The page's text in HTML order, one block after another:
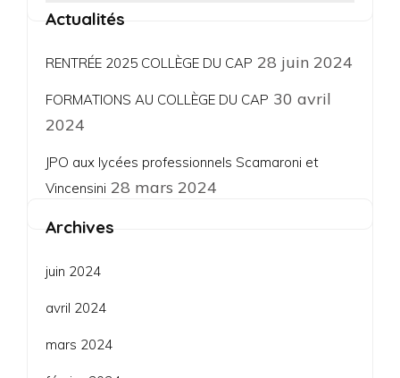
Actualités
RENTRÉE 2025 COLLÈGE DU CAP 28 juin 2024
FORMATIONS AU COLLÈGE DU CAP 30 avril
2024
JPO aux lycées professionnels Scamaroni et
Vincensini 28 mars 2024
Archives
juin 2024
avril 2024
mars 2024